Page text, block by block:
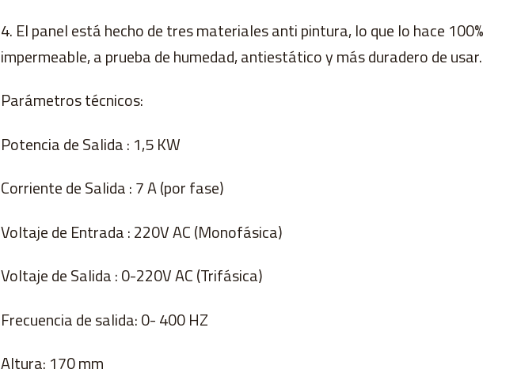
4. El panel está hecho de tres materiales anti pintura, lo que lo hace 100%
impermeable, a prueba de humedad, antiestático y más duradero de usar.
Parámetros técnicos:
Potencia de Salida : 1,5 KW
Corriente de Salida : 7 A (por fase)
Voltaje de Entrada : 220V AC (Monofásica)
Voltaje de Salida : 0-220V AC (Trifásica)
Frecuencia de salida: 0- 400 HZ
Altura: 170 mm